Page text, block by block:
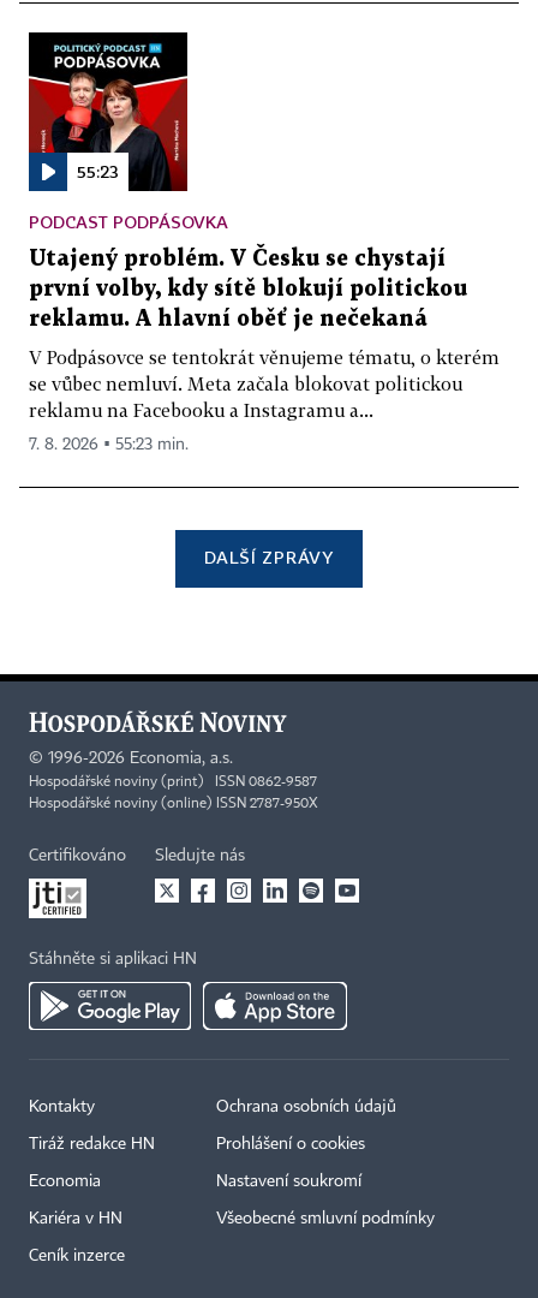
55:23
PODCAST PODPÁSOVKA
Utajený problém. V Česku se chystají
první volby, kdy sítě blokují politickou
reklamu. A hlavní oběť je nečekaná
V Podpásovce se tentokrát věnujeme tématu, o kterém
se vůbec nemluví. Meta začala blokovat politickou
reklamu na Facebooku a Instagramu a...
7. 8. 2026 ▪ 55:23 min.
DALŠÍ ZPRÁVY
© 1996-2026 Economia, a.s.
Hospodářské noviny (print) ISSN 0862-9587
Hospodářské noviny (online) ISSN 2787-950X
Certifikováno Sledujte nás
Stáhněte si aplikaci HN
Kontakty
Tiráž redakce HN
Economia
Kariéra v HN
Ceník inzerce
Ochrana osobních údajů
Prohlášení o cookies
Nastavení soukromí
Všeobecné smluvní podmínky